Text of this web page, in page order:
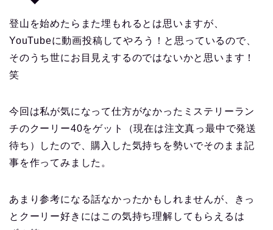
登山を始めたらまた埋もれるとは思いますが、
YouTubeに動画投稿してやろう！と思っているので、
そのうち世にお目見えするのではないかと思います！
笑
今回は私が気になって仕方がなかったミステリーラン
チのクーリー40をゲット（現在は注文真っ最中で発送
待ち）したので、購入した気持ちを勢いでそのまま記
事を作ってみました。
あまり参考になる話なかったかもしれませんが、きっ
とクーリー好きにはこの気持ち理解してもらえるは